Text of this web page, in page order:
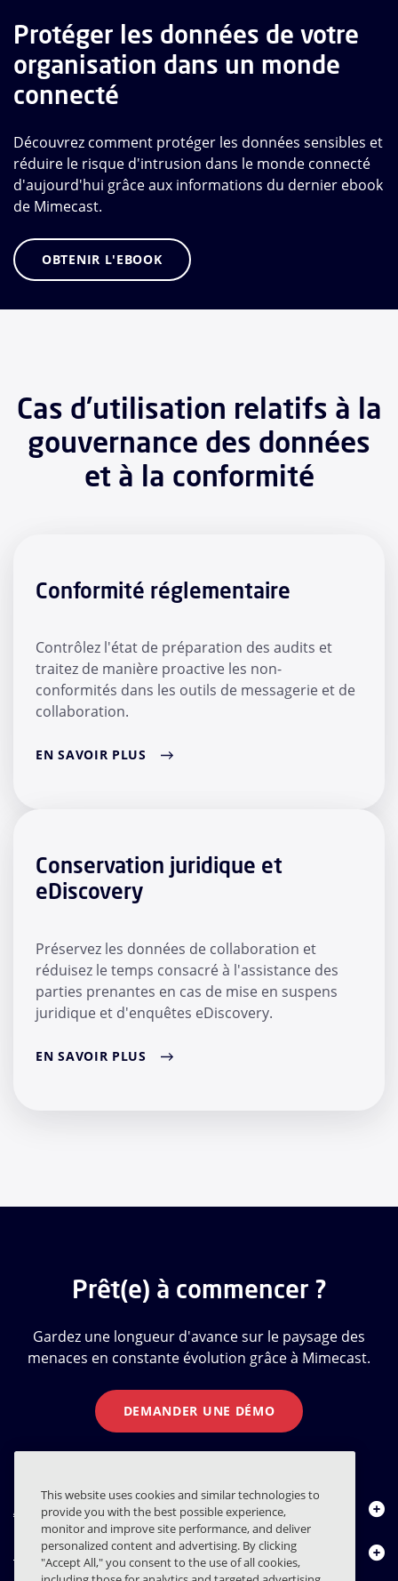
Protéger les données de votre
organisation dans un monde
connecté
Découvrez comment protéger les données sensibles et
réduire le risque d'intrusion dans le monde connecté
d'aujourd'hui grâce aux informations du dernier ebook
de Mimecast.
OBTENIR L'EBOOK
Cas d'utilisation relatifs à la
gouvernance des données
et à la conformité
Conformité réglementaire
Contrôlez l'état de préparation des audits et
traitez de manière proactive les non-
conformités dans les outils de messagerie et de
collaboration.
EN SAVOIR PLUS
Conservation juridique et
eDiscovery
Préservez les données de collaboration et
réduisez le temps consacré à l'assistance des
parties prenantes en cas de mise en suspens
juridique et d'enquêtes eDiscovery.
EN SAVOIR PLUS
Prêt(e) à commencer ?
Gardez une longueur d'avance sur le paysage des
menaces en constante évolution grâce à Mimecast.
DEMANDER UNE DÉMO
À propos de nous
Produits
This website uses cookies and similar technologies to
provide you with the best possible experience,
monitor and improve site performance, and deliver
personalized content and advertising. By clicking
"Accept All," you consent to the use of all cookies,